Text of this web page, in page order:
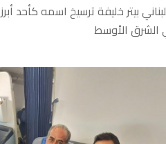
بيتر خليفة ترسيخ اسمه كأحد
الشرق الأوسط